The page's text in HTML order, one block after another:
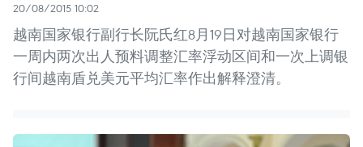
20/08/2015 10:02
越南国家银行副行长阮氏红8月19日对越南国家银行
一周内两次出人预料调整汇率浮动区间和一次上调银
行间越南盾兑美元平均汇率作出解释澄清。